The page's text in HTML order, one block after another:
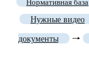
Нормативная база
Нужные видео
документы 🠒